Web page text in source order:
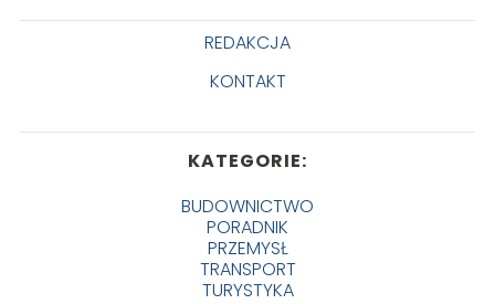
REDAKCJA
KONTAKT
KATEGORIE:
BUDOWNICTWO
PORADNIK
PRZEMYSŁ
TRANSPORT
TURYSTYKA